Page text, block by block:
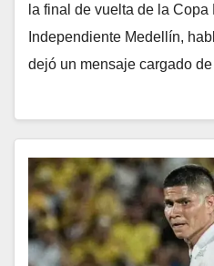
la final de vuelta de la Copa
Independiente Medellín,
dejó un mensaje cargado